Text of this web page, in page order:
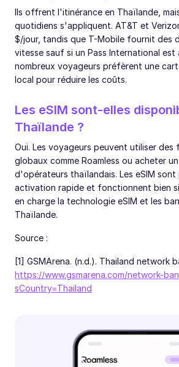
Ils offrent l'itinérance en Thaïlande,
quotidiens s'appliquent. AT&T et
$/jour, tandis que T-Mobile fournit des
vitesse sauf si un Pass International est
nombreux voyageurs préfèrent une
local pour réduire les coûts.
Les eSIM sont-elles
Thaïlande ?
Oui. Les voyageurs peuvent utiliser des
globaux comme Roamless ou acheter
d'opérateurs thaïlandais. Les eSIM
activation rapide et fonctionnent bien
en charge la technologie eSIM et les
Thaïlande.
Source :
[1] GSMArena. (n.d.). Thailand network
https://www.gsmarena.com/network-
sCountry=Thailand